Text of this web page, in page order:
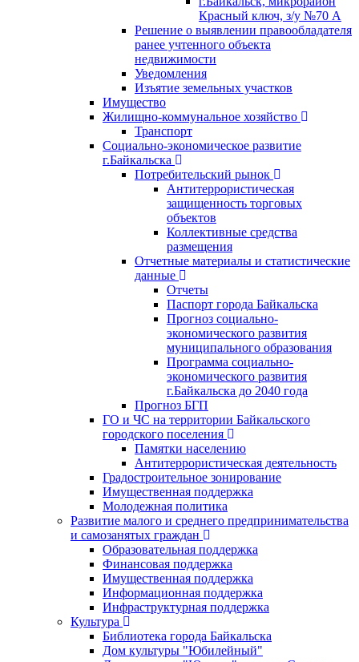
Красный ключ, з/у №70 А
Решение о выявлении правообладателя
ранее учтенного объекта
недвижимости
Уведомления
Изъятие земельных участков
Имущество
Жилищно-коммунальное хозяйство
Транспорт
Социально-экономическое развитие
г.Байкальска
Потребительский рынок
Антитеррористическая
защищенность торговых
объектов
Коллективные средства
размещения
Отчетные материалы и статистические
данные
Отчеты
Паспорт города Байкальска
Прогноз социально-
экономического развития
муниципального образования
Программа социально-
экономического развития
г.Байкальска до 2040 года
Прогноз БГП
ГО и ЧС на территории Байкальского
городского поселения
Памятки населению
Антитеррористическая деятельность
Градостроительное зонирование
Имущественная поддержка
Молодежная политика
Развитие малого и среднего предпринимательства
и самозанятых граждан
Образовательная поддержка
Финансовая поддержка
Имущественная поддержка
Информационная поддержка
Инфраструктурная поддержка
Культура
Библиотека города Байкальска
Дом культуры "Юбилейный"